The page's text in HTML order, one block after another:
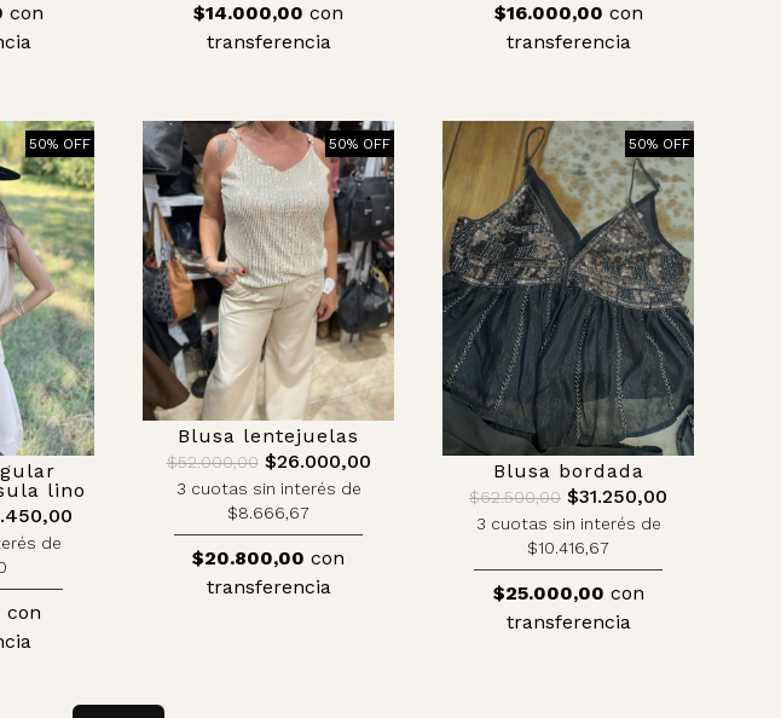
con
$14.000,00 con
transferencia
$16.000,00 con
transferencia
50% OFF
lino
de
con
50% OFF
Blusa lentejuelas
$52.000,00$26.000,00
3 cuotas sin interés de
$8.666,67
$20.800,00 con
transferencia
50% OFF
Blusa bordada
$62.500,00 $31.250,00
3 cuotas sin interés de
$10.416,67
$25.000,00 con
transferencia